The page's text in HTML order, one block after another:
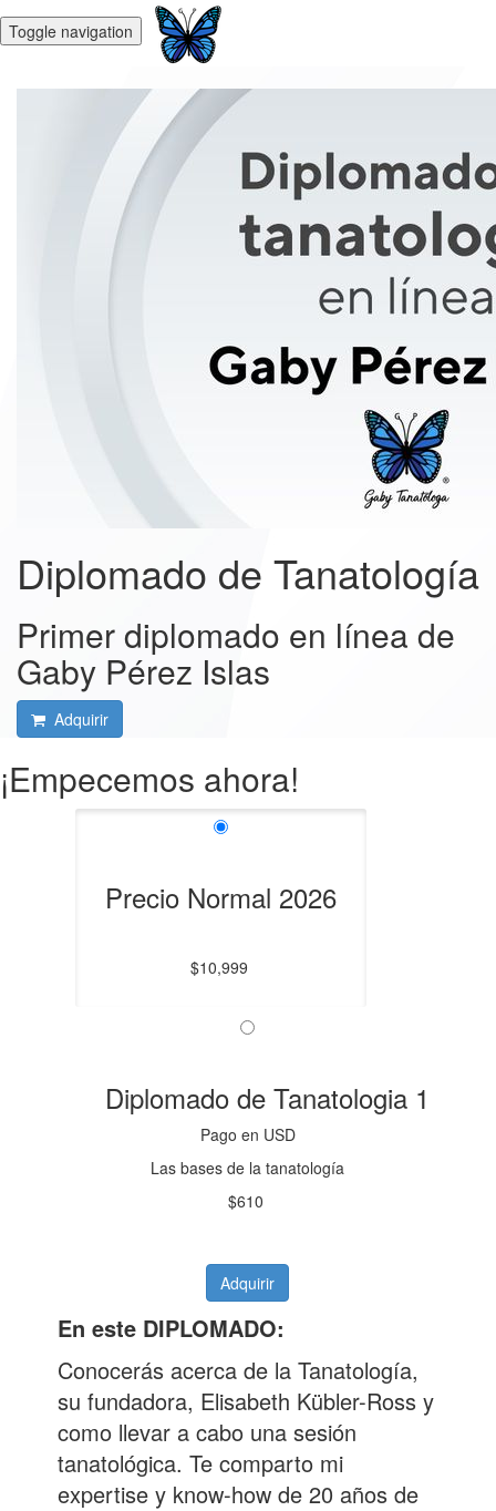
Toggle navigation
Diplomado de Tanatología
Primer diplomado en línea de
Gaby Pérez Islas
Adquirir
¡Empecemos ahora!
Precio Normal 2026
$10,999
Diplomado de Tanatologia 1
Pago en USD
Las bases de la tanatología
$610
Adquirir
En este DIPLOMADO:
Conocerás acerca de la Tanatología,
su fundadora, Elisabeth Kübler-Ross y
como llevar a cabo una sesión
tanatológica. Te comparto mi
expertise y know-how de 20 años de